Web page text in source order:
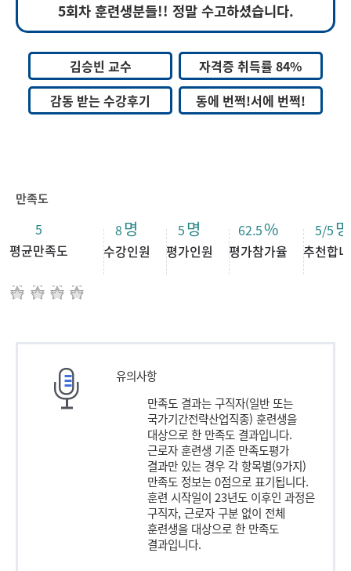
5회차 훈련생분들!! 정말 수고하셨습니다.
김승빈 교수
자격증 취득률 84%
감동 받는 수강후기
동에 번쩍!서에 번쩍!
만족도
평균만족도
5
수강인원
8명
평가인원
5명
평가참가율
62.5%
추천합
5/5명
유의사항
만족도 결과는 구직자(일반 또는
국가기간전략산업직종) 훈련생을
대상으로 한 만족도 결과입니다.
근로자 훈련생 기준 만족도평가
결과만 있는 경우 각 항목별(9가지)
만족도 정보는 0점으로 표기됩니다.
훈련 시작일이 23년도 이후인 과정은
구직자, 근로자 구분 없이 전체
훈련생을 대상으로 한 만족도
결과입니다.